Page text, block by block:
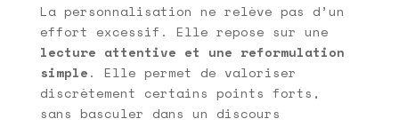
La personnalisation ne relève pas d’un
effort excessif. Elle repose sur une
lecture attentive et une reformulation
simple. Elle permet de valoriser
discrètement certains points forts,
sans basculer dans un discours